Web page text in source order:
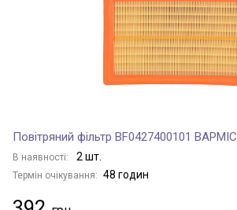
Повітряний фільтр BF0427400101 BAPMIC
В наявності: 2 шт.
Термін очікування: 48 годин